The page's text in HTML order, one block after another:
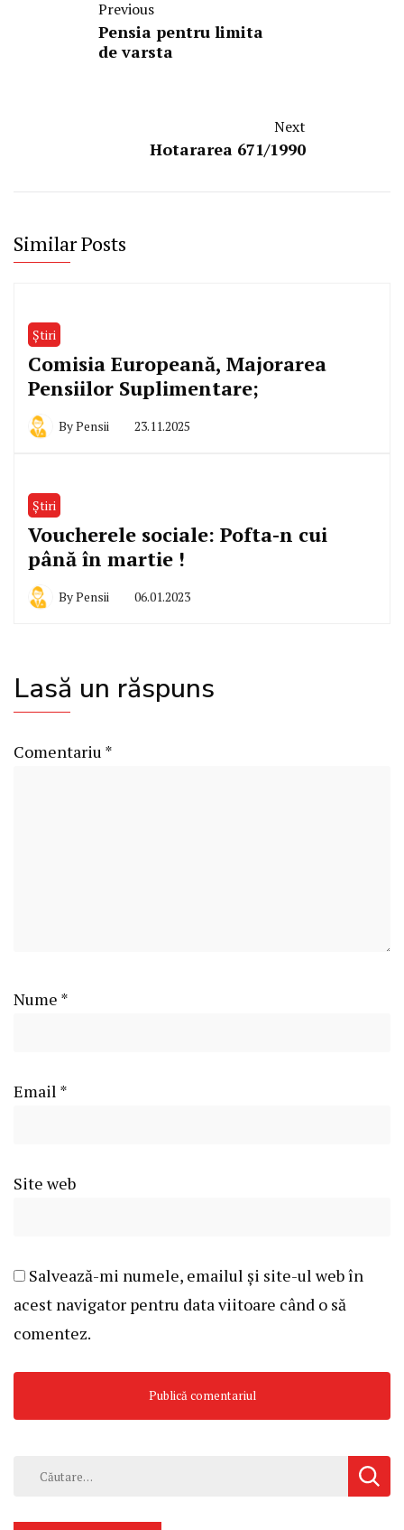
Previous
Pensia pentru limita
de varsta
Next
Hotararea 671/1990
Similar Posts
Știri
Comisia Europeană, Majorarea
Pensiilor Suplimentare;
ByPensii 23.11.2025
Știri
Voucherele sociale: Pofta-n cui
până în martie !
ByPensii 06.01.2023
Lasă un răspuns
Comentariu *
Nume *
Email *
Site web
Salvează-mi numele, emailul și site-ul web în
acest navigator pentru data viitoare când o să
comentez.
Caută